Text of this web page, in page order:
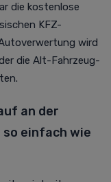
die kostenlose
KFZ-
wird
die Alt-Fahrzeug-
an der
einfach wie